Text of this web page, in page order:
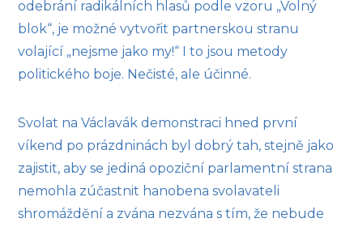
odebrání radikálních hlasů podle vzoru „Volný
blok“, je možné vytvořit partnerskou stranu
volající „nejsme jako my!“ I to jsou metody
politického boje. Nečisté, ale účinné.
Svolat na Václavák demonstraci hned první
víkend po prázdninách byl dobrý tah, stejně jako
zajistit, aby se jediná opoziční parlamentní strana
nemohla zúčastnit hanobena svolavateli
shromáždění a zvána nezvána s tím, že nebude